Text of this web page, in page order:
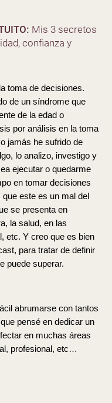
Mis 3 secretos
confianza y
toma de decisiones.
de un síndrome que
de la edad o
por análisis en la toma
jamás he sufrido de
lo analizo, investigo y
ejecutar o quedarme
en tomar decisiones
este es un mal del
se presenta en
la salud, en las
etc. Y creo que es bien
para tratar de definir
puede superar.
abrumarse con tantos
pensé en dedicar un
en muchas áreas
profesional, etc…